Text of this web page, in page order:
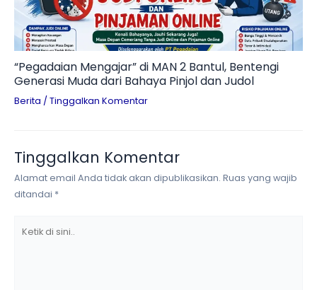
“Pegadaian Mengajar” di MAN 2 Bantul, Bentengi
Generasi Muda dari Bahaya Pinjol dan Judol
Berita / Tinggalkan Komentar
Tinggalkan Komentar
Alamat email Anda tidak akan dipublikasikan. Ruas yang wajib
ditandai *